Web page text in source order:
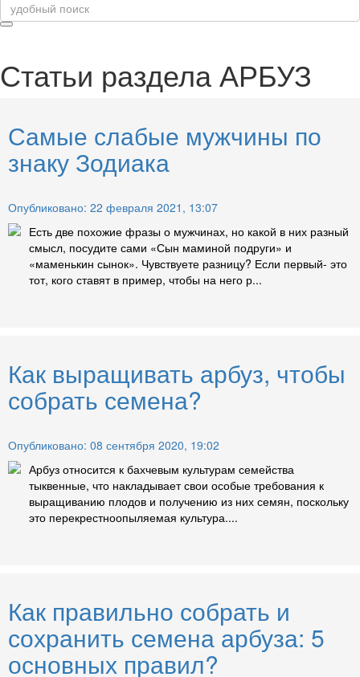
Статьи разделаАРБУЗ
Самые слабые мужчины по
знаку Зодиака
Опубликовано: 22 февраля 2021, 13:07
Есть две похожие фразы о мужчинах, но какой в них разный
смысл, посудите сами «Сын маминой подруги» и
«маменькин сынок». Чувствуете разницу? Если первый- это
тот, кого ставят в пример, чтобы на него р...
Как выращивать арбуз, чтобы
собрать семена?
Опубликовано: 08 сентября 2020, 19:02
Арбуз относится к бахчевым культурам семейства
тыквенные, что накладывает свои особые требования к
выращиванию плодов и получению из них семян, поскольку
это перекрестноопыляемая культура....
Как правильно собрать и
сохранить семена арбуза: 5
основных правил?